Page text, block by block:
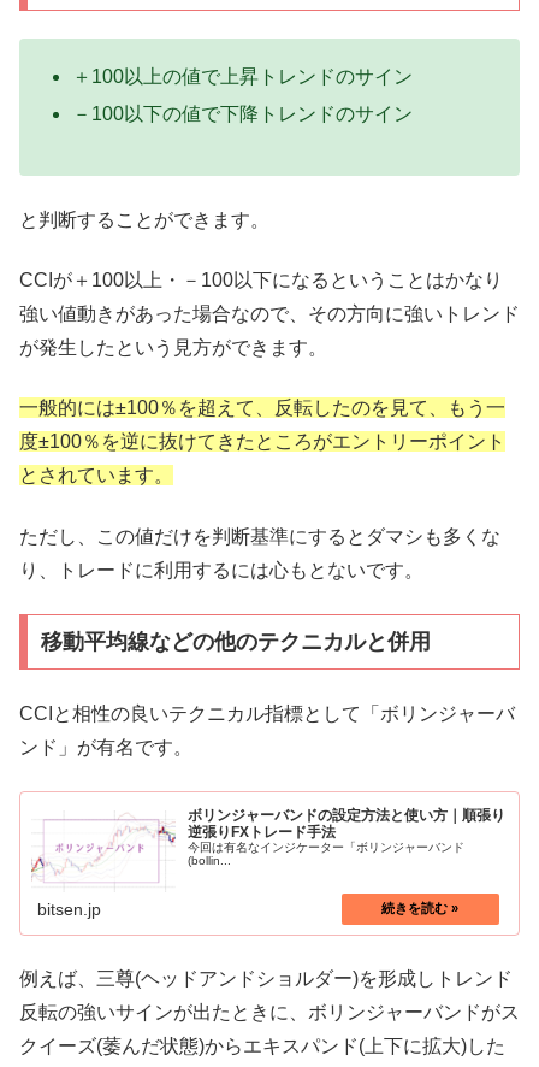
＋100以上の値で上昇トレンドのサイン
－100以下の値で下降トレンドのサイン
と判断することができます。
CCIが＋100以上・－100以下になるということはかなり
強い値動きがあった場合なので、その方向に強いトレンド
が発生したという見方ができます。
一般的には±100％を超えて、反転したのを見て、もう一
度±100％を逆に抜けてきたところがエントリーポイント
とされています。
ただし、この値だけを判断基準にするとダマシも多くな
り、トレードに利用するには心もとないです。
移動平均線などの他のテクニカルと併用
CCIと相性の良いテクニカル指標として「ボリンジャーバ
ンド」が有名です。
ボリンジャーバンドの設定方法と使い方｜順張り
逆張りFXトレード手法
今回は有名なインジケーター「ボリンジャーバンド
(bollin...
bitsen.jp
例えば、三尊(ヘッドアンドショルダー)を形成しトレンド
反転の強いサインが出たときに、ボリンジャーバンドがス
クイーズ(萎んだ状態)からエキスパンド(上下に拡大)した